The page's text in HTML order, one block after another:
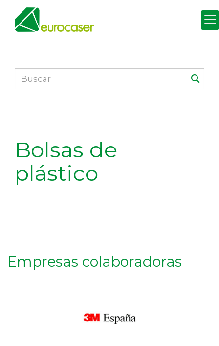
Bolsas de
plástico
Empresas colaboradoras